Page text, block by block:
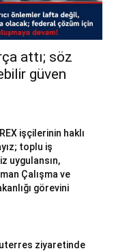
attı; söz
güven
işçilerinin haklı
toplu iş
uygulansın,
Çalışma ve
görevini
ziyaretinde